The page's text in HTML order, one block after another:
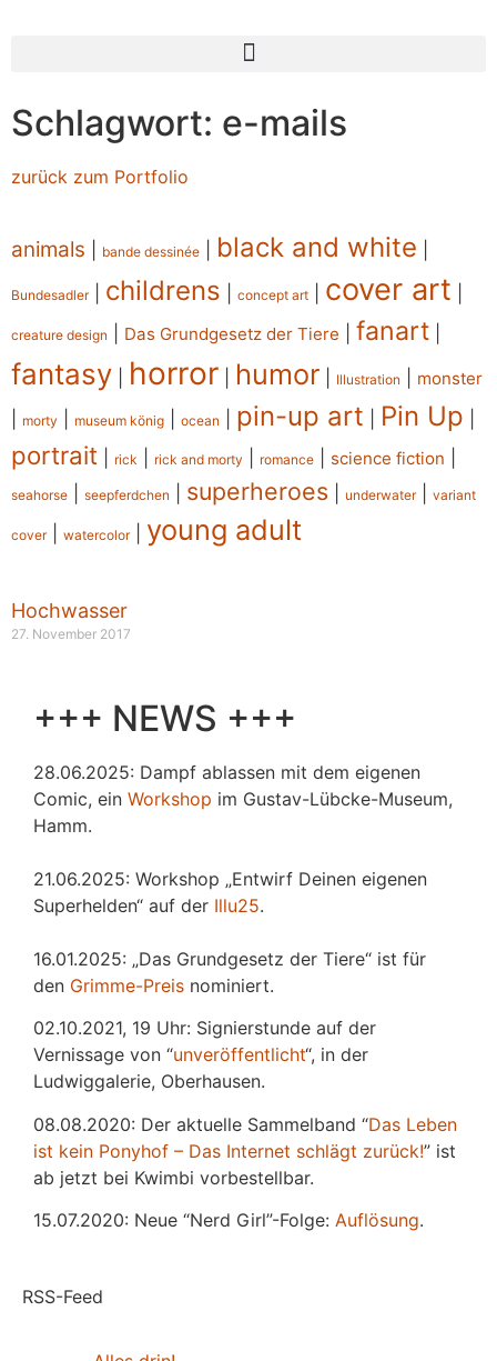
Schlagwort: e-mails
zurück zum Portfolio
animals bande dessinée black and white
Bundesadler| childrens concept art cover art
creature design Das Grundgesetz der Tiere fanart
fantasy horror humor Illustration monster
morty museum könig ocean pin-up art Pin Up
portrait rick rick and morty romance science fiction
seahorse seepferdchen superheroes underwater| variant
cover| watercolor| young adult
Hochwasser
27. November 2017
+++ NEWS +++
28.06.2025: Dampf ablassen mit dem eigenen
Comic, ein Workshop im Gustav-Lübcke-Museum,
Hamm.
21.06.2025: Workshop „Entwirf Deinen eigenen
Superhelden“ auf der Illu25.
16.01.2025: „Das Grundgesetz der Tiere“ ist für
den Grimme-Preis nominiert.
02.10.2021, 19 Uhr: Signierstunde auf der
Vernissage von “unveröffentlicht“, in der
Ludwiggalerie, Oberhausen.
08.08.2020: Der aktuelle Sammelband “Das Leben
ist kein Ponyhof – Das Internet schlägt zurück!” ist
ab jetzt bei Kwimbi vorbestellbar.
15.07.2020: Neue “Nerd Girl”-Folge: Auflösung.
RSS-Feed